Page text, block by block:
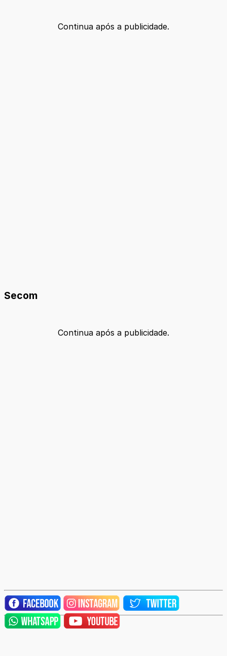
Continua após a publicidade.
Secom
Continua após a publicidade.